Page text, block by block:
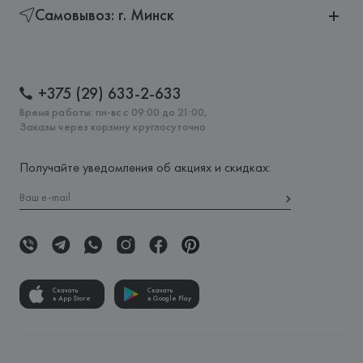
Самовывоз: г. Минск
+375 (29) 633-2-633
Время работы: пн-вс с 09:00 до 21:00,
Заказы через корзину круглосуточно
Получайте уведомления об акциях и скидках:
Скачать
в App Store
Скачать
в Google Play